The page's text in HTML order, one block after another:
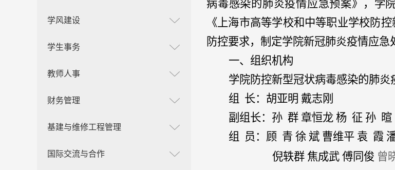
学风建设
学生事务
教师人事
财务管理
基建与维修工程管理
国际交流与合作
病毒感染的肺炎疫情应急预案》，学
《上海市高等学校和中等职业学校防
防控要求，制定学院新冠肺炎疫情应急
一、组织机构
学院防控新型冠状病毒感染的肺炎
组
长：胡亚明 戴志刚
副组长：孙 群 章恒龙 杨 征 孙 暄
组
员：顾 青 徐 斌 曹维平 袁 霞
倪轶群 焦成武 傅同俊 曾